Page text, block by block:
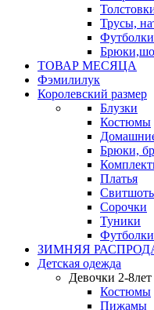
Трусы,
Футболки
ТОВАР МЕСЯЦА
Фэмилилук
Королевский размер
Блузки
Костюмы
Брюки,
Платья
Сорочки
Туники
Футболки
ЗИМНЯЯ
Детская одежда
Девочки 2-8лет
Костюмы
Пижамы